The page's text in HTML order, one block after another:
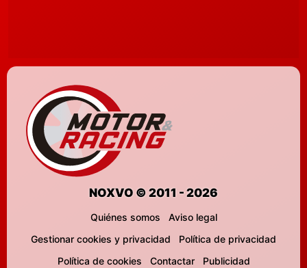
NOXVO © 2011 - 2026
Quiénes somos
Aviso legal
Gestionar cookies y privacidad
Política de privacidad
Política de cookies
Contactar
Publicidad